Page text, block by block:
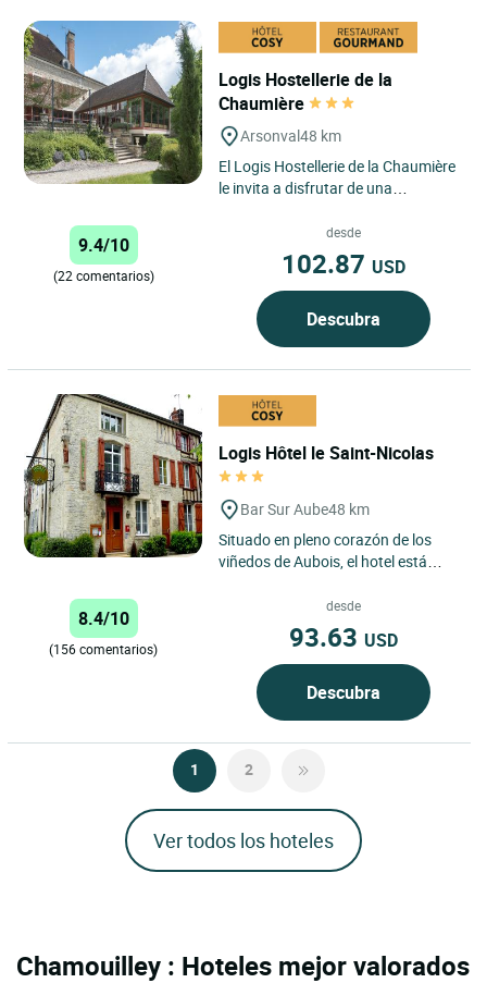
Logis Hostellerie de la
Chaumière
Arsonval48 km
El Logis Hostellerie de la Chaumière
le invita a disfrutar de una
corazón de la región de Aube,...
9.4/10
(22 comentarios)
desde
102.87 USD
Descubra
Logis Hôtel le Saint-Nicolas
Bar Sur Aube48 km
Situado en pleno corazón de los
viñedos de Aubois, el hotel está
que rodean una piscina...
8.4/10
(156 comentarios)
desde
93.63 USD
Descubra
1 2
Ver todos los hoteles
Chamouilley : Hoteles mejor valorados